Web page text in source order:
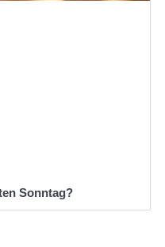
Sonntag?